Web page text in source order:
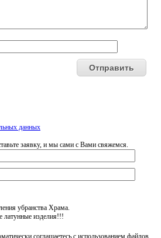
данных
заявку, и мы сами с Вами свяжемся.
убранства Храма.
латунные изделия!!!
соглашаетесь с использованием файлов